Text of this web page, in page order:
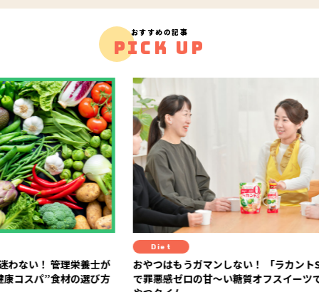
おすすめの記事
PICK UP
養士が
び方
おやつはもうガマンしない！ 「ラカントS」
で罪悪感ゼロの甘～い糖質オフスイーツでお
迷い、
語る「